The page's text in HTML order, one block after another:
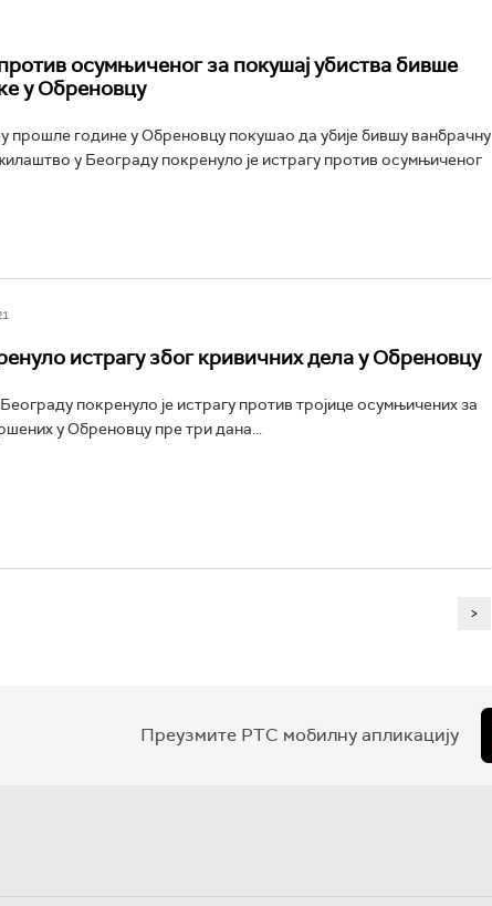
осумњиченог за покушај убиства бивше
у Обреновцу
прошле године у Обреновцу покушао да убије бившу ванбрачну
у Београду покренуло је истрагу против осумњиченог
истрагу због кривичних дела у Обреновцу
покренуло је истрагу против тројице осумњичених за
у Обреновцу пре три дана...
>
Преузмите РТС мобилну апликацију